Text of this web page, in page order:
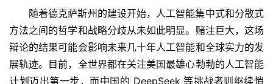
随着德克萨斯州的建设开始，人工智能集中式和分散式
方法之间的哲学和战略分歧从未如此明显。赌注巨大，这场
辩论的结果可能会影响未来几十年人工智能和全球实力的发
展轨迹。目前，全世界都在关注美国最雄心勃勃的人工智能
计划迈出第一步，而中国的 DeepSeek 等挑战者则继续悄